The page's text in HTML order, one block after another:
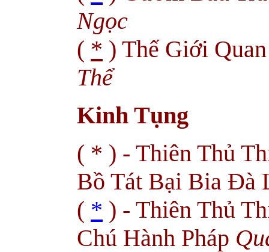
Ngọc
( * ) Thế Giới
Thể
Kinh Tụng
( * ) - Thiên Thủ
Bồ Tát Bại Bia Đà
( * ) - Thiên Thủ
Chú Hành Pháp